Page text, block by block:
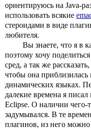
ориентируюсь на Java-
использовать всякие
стероидами в виде
любителя.
Вы знаете, что я в
поэтому хочу
сред, а так же
чтобы она приблизилась
динамических языках.
далекие времена я
Eclipse. О наличии чего-
задумывался. В те
плагинов, из него можно